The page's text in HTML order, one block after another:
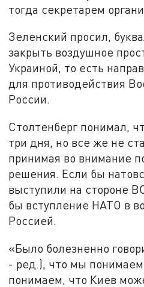
тогда секретарем
Зеленский просил,
закрыть воздушное
Украиной, то есть
для противодействия
России.
Столтенберг понимал,
три дня, но все же не
принимая во внимание
решения. Если бы
выступили на стороне
бы вступление НАТО в
Россией.
«Было болезненно
- ред.), что мы
понимаем, что Киев